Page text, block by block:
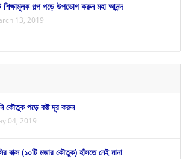
শিক্ষামূলক গল্প পড়ে উপভোগ করুন মহা আনন্দ
13, 2019
কৌতুক পড়ে কষ্ট দূর করুন
04, 2019
বাক্স (১০টি মজার কৌতুক) হাঁসতে নেই মানা